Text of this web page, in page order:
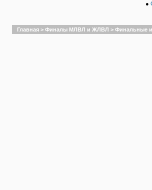
●
Главная > Финалы МЛВЛ и ЖЛВЛ > Финальные